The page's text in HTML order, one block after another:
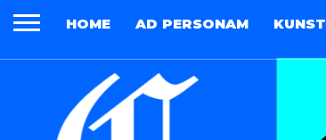
HOME AD PERSONAM KUNST